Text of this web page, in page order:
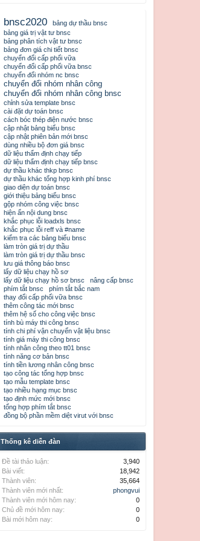
bnsc2020
bảng dự thầu bnsc
bảng giá trị vật tư bnsc
bảng phân tích vật tư bnsc
bảng đơn giá chi tiết bnsc
chuyển đổi cấp phối vữa
chuyển đổi cấp phối vữa bnsc
chuyển đổi nhóm nc bnsc
chuyển đổi nhóm nhân công
chuyển đổi nhóm nhân công bnsc
chỉnh sửa template bnsc
cài đặt dự toán bnsc
cách bóc thép điện nước bnsc
cập nhật bảng biểu bnsc
cập nhật phiên bản mới bnsc
dùng nhiều bộ đơn giá bnsc
dữ liệu thẩm định chạy tiếp
dữ liệu thẩm định chạy tiếp bnsc
dự thầu khác thkp bnsc
dự thầu khác tổng hợp kinh phí bnsc
giao diện dự toán bnsc
giới thiệu bảng biểu bnsc
gộp nhóm công việc bnsc
hiện ẩn nội dung bnsc
khắc phục lỗi loadxls bnsc
khắc phục lỗi reff và #name
kiểm tra các bảng biểu bnsc
làm tròn giá trị dự thầu
làm tròn giá trị dự thầu bnsc
lưu giá thông báo bnsc
lấy dữ liệu chạy hồ sơ
lấy dữ liệu chạy hồ sơ bnsc
nâng cấp bnsc
phím tắt bnsc
phím tắt bắc nam
thay đổi cấp phối vữa bnsc
thêm công tác mới bnsc
thêm hệ số cho công việc bnsc
tính bù máy thi công bnsc
tính chi phí vận chuyển vật liệu bnsc
tính giá máy thi công bnsc
tính nhân công theo tt01 bnsc
tính năng cơ bản bnsc
tính tiền lương nhân công bnsc
tạo công tác tổng hợp bnsc
tạo mẫu template bnsc
tạo nhiều hạng mục bnsc
tạo định mức mới bnsc
tổng hợp phím tắt bnsc
đồng bộ phần mềm diệt virut với bnsc
Thống kê diễn đàn
Đề tài thảo luận:
3,940
Bài viết:
18,942
Thành viên:
35,664
Thành viên mới nhất:
phongvui
Thành viên mới hôm nay:
0
Chủ đề mới hôm nay:
0
Bài mới hôm nay:
0